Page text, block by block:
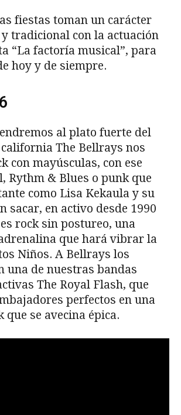
fiestas toman un carácter
tradicional con la actuación
“La factoría musical”, para
hoy y de siempre.
al plato fuerte del
The Bellrays nos
con mayúsculas, con ese
Rythm & Blues o punk que
como Lisa Kekaula y su
sacar, en activo desde 1990
rock sin postureo, una
que hará vibrar la
Niños. A Bellrays los
una de nuestras bandas
The Royal Flash, que
perfectos en una
que se avecina épica.